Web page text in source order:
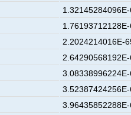
2.2024214016E-